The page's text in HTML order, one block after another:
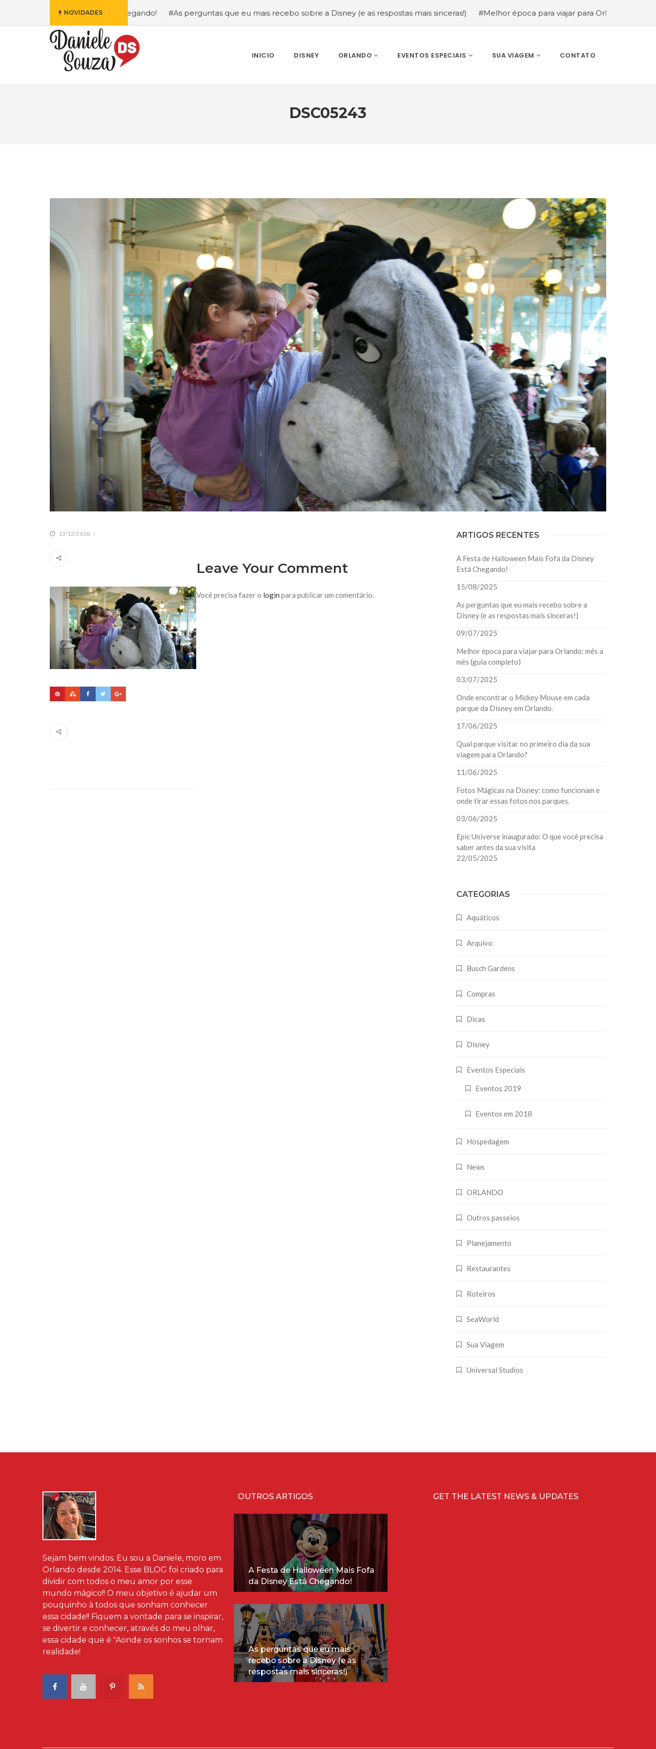
NOVIDADES
da Disney Está Chegando! #As perguntas que eu mais recebo sobre a Disney (e as respostas mais sinceras!) #Melhor época para viajar para Orlando: mês a mês (guia
INICIO DISNEY ORLANDO EVENTOS ESPECIAIS SUA VIAGEM CONTATO
DSC05243
13/12/2018
Leave Your Comment
Você precisa fazer o login para publicar um comentário.
ARTIGOS RECENTES
A Festa de Halloween Mais Fofa da Disney
Está Chegando!
15/08/2025
As perguntas que eu mais recebo sobre a
Disney (e as respostas mais sinceras!)
09/07/2025
Melhor época para viajar para Orlando: mês a
mês (guia completo)
03/07/2025
Onde encontrar o Mickey Mouse em cada
parque da Disney em Orlando.
17/06/2025
Qual parque visitar no primeiro dia da sua
viagem para Orlando?
11/06/2025
Fotos Mágicas na Disney: como funcionam e
onde tirar essas fotos nos parques.
03/06/2025
Epic Universe inaugurado: O que você precisa
saber antes da sua visita
22/05/2025
CATEGORIAS
Aquáticos
Arquivo
Busch Gardens
Compras
Dicas
Disney
Eventos Especiais
Eventos 2019
Eventos em 2018
Hospedagem
News
ORLANDO
Outros passeios
Planejamento
Restaurantes
Roteiros
SeaWorld
Sua Viagem
Universal Studios
Sejam bem vindos. Eu sou a Daniele, moro em
Orlando desde 2014. Esse BLOG foi criado para
dividir com todos o meu amor por esse
mundo mágico!! O meu objetivo é ajudar um
pouquinho à todos que sonham conhecer
essa cidade!! Fiquem a vontade para se inspirar,
se divertir e conhecer, através do meu olhar,
essa cidade que é "Aonde os sonhos se tornam
realidade!
OUTROS ARTIGOS
A Festa de Halloween Mais Fofa
da Disney Está Chegando!
As perguntas que eu mais
recebo sobre a Disney (e as
respostas mais sinceras!)
GET THE LATEST NEWS & UPDATES